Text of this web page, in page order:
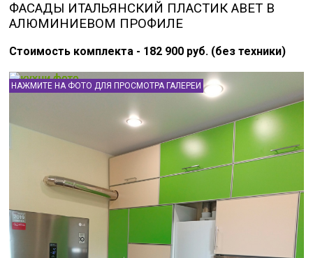
ФАСАДЫ ИТАЛЬЯНСКИЙ ПЛАСТИК ABET В
АЛЮМИНИЕВОМ ПРОФИЛЕ
Стоимость комплекта - 182 900 руб. (без техники)
НАЖМИТЕ НА ФОТО ДЛЯ ПРОСМОТРА ГАЛЕРЕИ